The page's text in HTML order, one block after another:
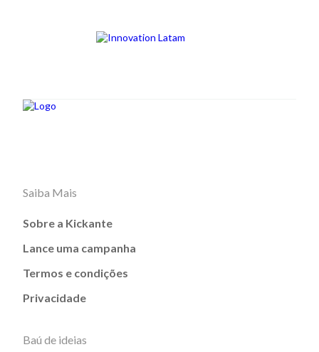
Saiba Mais
Sobre a Kickante
Lance uma campanha
Termos e condições
Privacidade
Baú de ideias